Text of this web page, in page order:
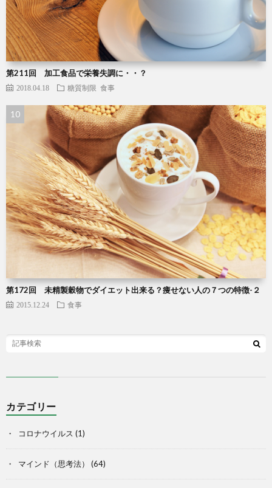
第211回 加工食品で栄養失調に・・？
2018.04.18 糖質制限 食事
第172回 未精製穀物でダイエット出来る？痩せない人の７つの特徴-２
2015.12.24 食事
カテゴリー
コロナウイルス (1)
マインド（思考法） (64)